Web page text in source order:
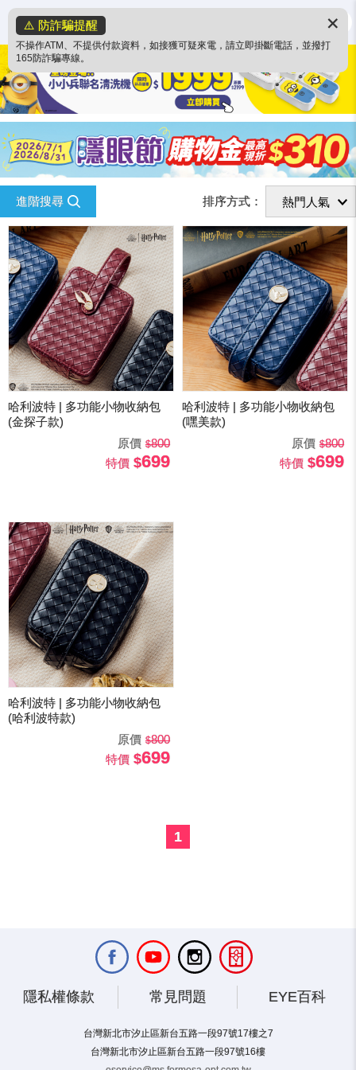
⚠️ 防詐騙提醒
不操作ATM、不提供付款資料，如接獲可疑來電，請立即掛斷電話，並撥打
165防詐騙專線。
✕
進階搜尋 排序方式：
哈利波特 | 多功能小物收納包
(金探子款)
原價
800
特價
699
哈利波特 | 多功能小物收納包
(嘿美款)
原價
800
特價
699
哈利波特 | 多功能小物收納包
(哈利波特款)
原價
800
特價
699
1
隱私權條款 常見問題 EYE百科
台灣新北市汐止區新台五路一段97號17樓之7
台灣新北市汐止區新台五路一段97號16樓